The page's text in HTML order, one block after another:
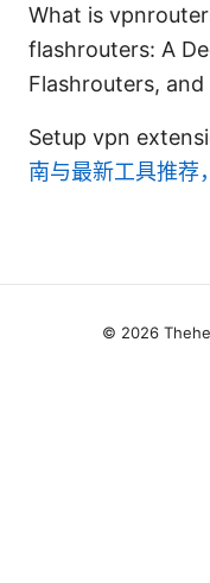
What is
flashrouters: A
Flashrouters, and
Setup vpn
南与最新工具推荐
© 2026